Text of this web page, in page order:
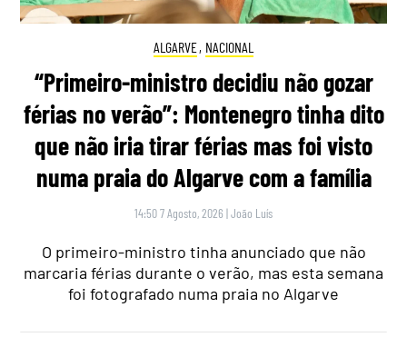
ALGARVE, NACIONAL
“Primeiro-ministro decidiu não gozar
férias no verão”: Montenegro tinha dito
que não iria tirar férias mas foi visto
numa praia do Algarve com a família
14:50 7 Agosto, 2026 |João Luís
O primeiro-ministro tinha anunciado que não
marcaria férias durante o verão, mas esta semana
foi fotografado numa praia no Algarve